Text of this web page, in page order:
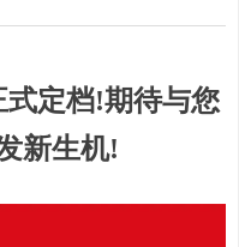
式定档!期待与您
新生机!